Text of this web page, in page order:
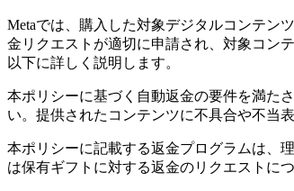
Metaでは、購入した対象デジタルコンテン
金リクエストが適切に申請され、対象コン
以下に詳しく説明します。
本ポリシーに基づく自動返金の要件を満た
い。提供されたコンテンツに不具合や不当
本ポリシーに記載する返金プログラムは、
は保有ギフトに対する返金のリクエストに